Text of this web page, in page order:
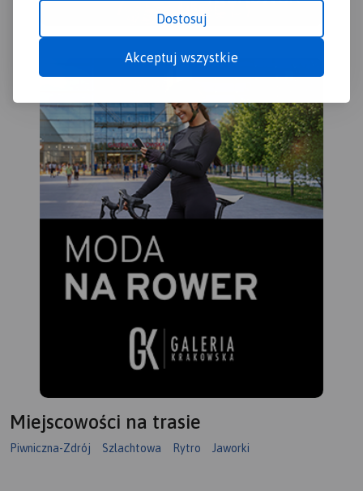
Dostosuj
Akceptuj wszystkie
Miejscowości na trasie
Piwniczna-Zdrój Szlachtowa Rytro Jaworki